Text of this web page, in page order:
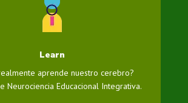
Learn
aprende nuestro cerebro?
Neurociencia Educacional Integrativa.